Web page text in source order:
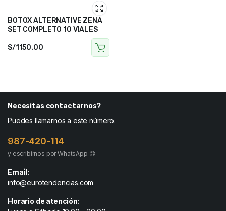
BOTOX ALTERNATIVE ZENA
SET COMPLETO 10 VIALES
S/1150.00
Necesitas contactarnos?
Puedes llamarnos a este número.
987-420-114
y escribirnos por WhatsApp 😉
Email:
info@eurotendencias.com
Horario de atención: